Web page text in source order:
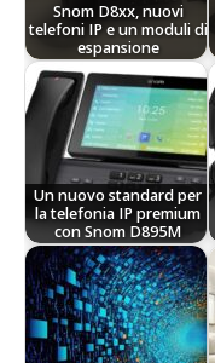
Snom D8xx, nuovi
telefoni IP e un moduli di
espansione
Un nuovo standard per
la telefonia IP premium
con Snom D895M